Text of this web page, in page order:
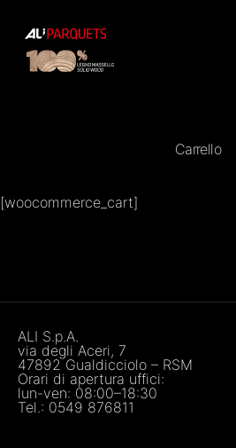
100%
Carrello
[woocommerce_cart]
ALI S.p.A.
via degli Aceri, 7
47892 Gualdicciolo – RSM
Orari di apertura uffici:
lun-ven: 08:00–18:30
Tel.: 0549 876811